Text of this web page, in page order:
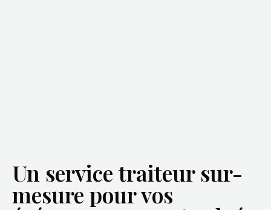
Un service traiteur sur-
mesure pour vos